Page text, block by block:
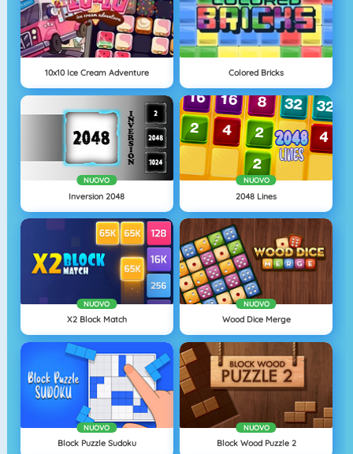
10x10 Ice Cream Adventure Colored Bricks
NUOVO
Inversion 2048
NUOVO
2048 Lines
NUOVO
X2 Block Match
NUOVO
Wood Dice Merge
NUOVO
Block Puzzle Sudoku
NUOVO
Block Wood Puzzle 2